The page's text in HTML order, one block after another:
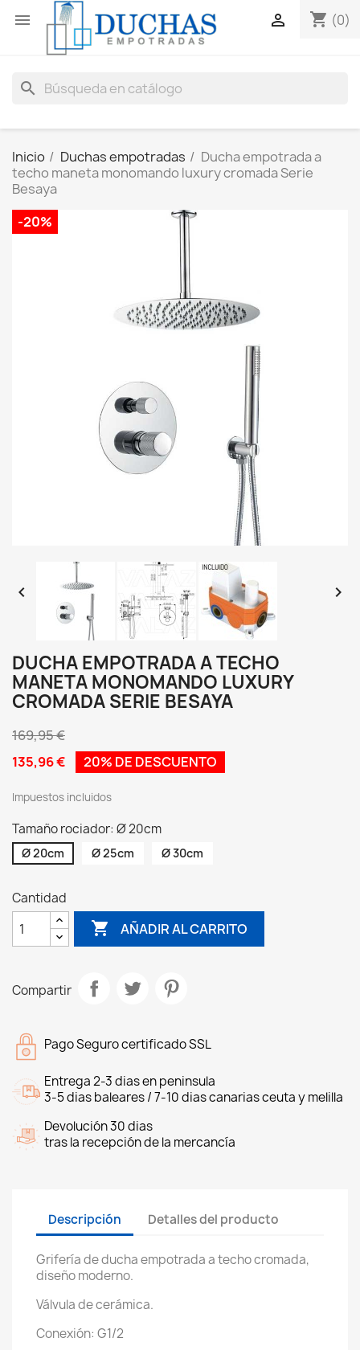
 shopping_cart (0)

search
Inicio Duchas empotradas
Ducha empotrada a
techo maneta monomando luxury cromada Serie
Besaya
-20%
 
DUCHA EMPOTRADA A TECHO
MANETA MONOMANDO LUXURY
CROMADA SERIE BESAYA
169,95 €
135,96 €
20% DE DESCUENTO
Impuestos incluidos
Tamaño rociador: Ø 20cm
Ø 20cm Ø 25cm Ø 30cm
Cantidad
 AÑADIR AL CARRITO
Compartir
Pago Seguro certificado SSL
Entrega 2-3 dias en peninsula
3-5 dias baleares / 7-10 dias canarias ceuta y melilla
Devolución 30 dias
tras la recepción de la mercancía
Descripción Detalles del producto
Grifería de ducha empotrada a techo cromada,
diseño moderno.
Válvula de cerámica.
Conexión: G1/2